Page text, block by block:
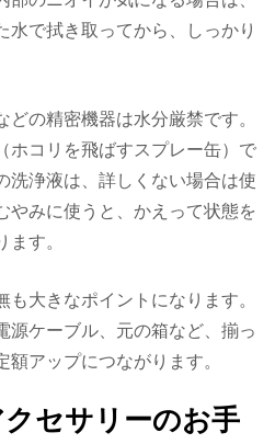
水で拭き取ってから、しっかり
の精密機器は水分厳禁です。
ホコリを飛ばすスプレー缶）で
洗浄液は、詳しくない場合は使
やみに使うと、かえって状態を
す。
大きなポイントになります。
源ケーブル、元の箱など、揃っ
アップにつながります。
セサリーのお手